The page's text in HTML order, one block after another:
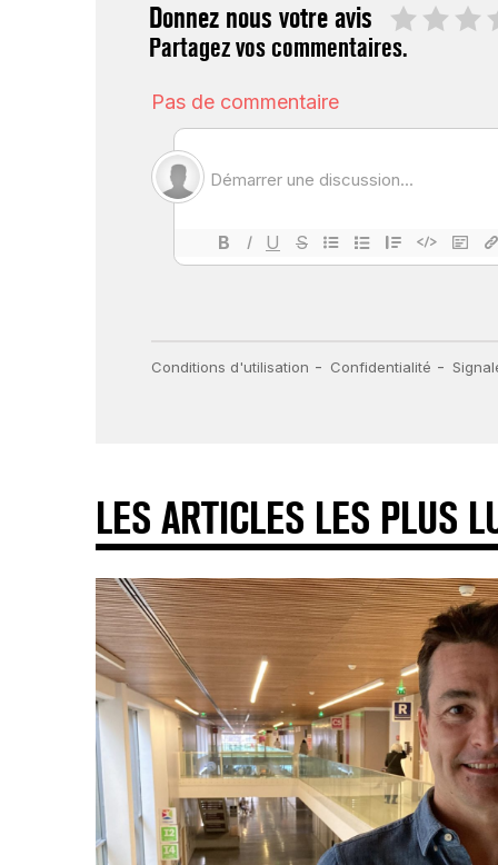
Donnez nous votre avis
Partagez vos commentaires.
LES ARTICLES LES PLUS